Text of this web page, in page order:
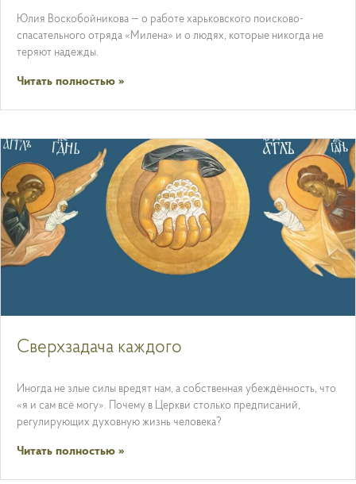
Юлия Воскобойникова — о работе харьковского поисково-
спасательного отряда «Милена» и о людях, которые никогда не
теряют надежды.
Читать полностью »
Сверхзадача каждого
Иногда не злые силы вредят нам, а собственная убеждённость, что
«я и сам всё могу». Почему в Церкви столько предписаний,
регулирующих духовную жизнь человека?
Читать полностью »